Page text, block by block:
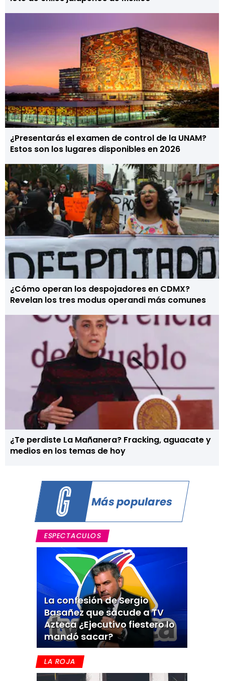
¿Presentarás el examen de control de la UNAM?
Estos son los lugares disponibles en 2026
¿Cómo operan los despojadores en CDMX?
Revelan los tres modus operandi más comunes
¿Te perdiste La Mañanera? Fracking, aguacate y
medios en los temas de hoy
Más populares
ESPECTACULOS
La confesión de Sergio
Basañez que sacude a TV
Azteca ¿Ejecutivo fiestero lo
mandó sacar?
LA ROJA